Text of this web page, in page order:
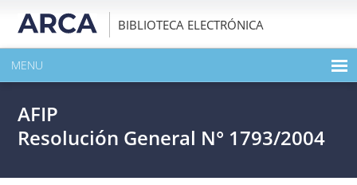
BIBLIOTECA ELECTRÓNICA
MENU
EXPANDIR TODO EL CONTENIDO DE LA PUBLICACIÓN
AFIP
Resolución General N° 1793/2004